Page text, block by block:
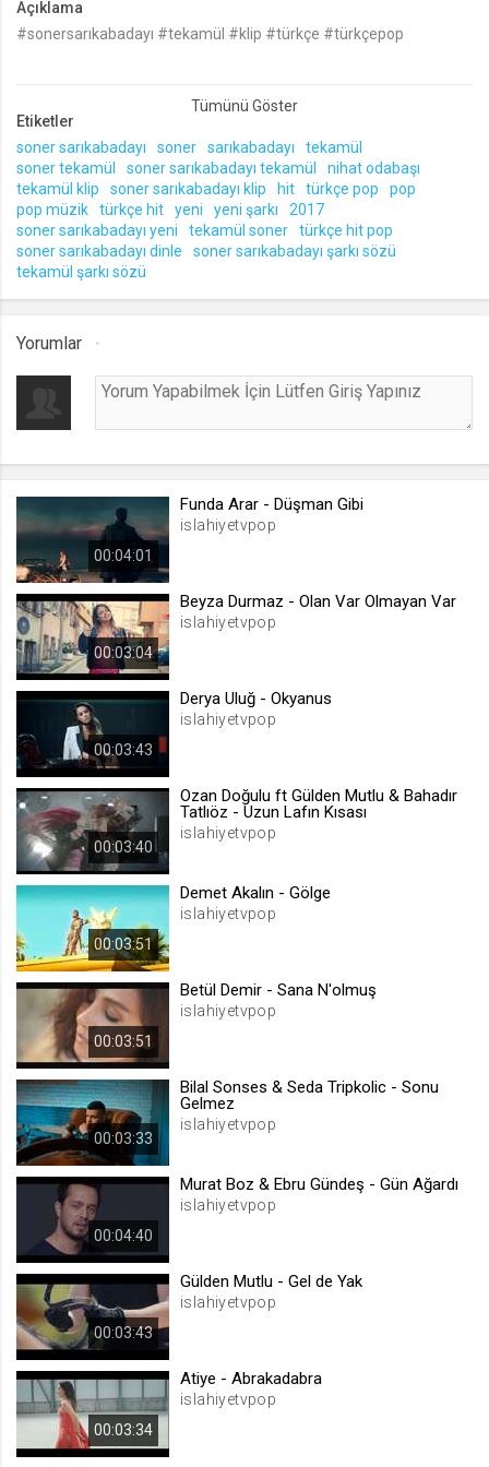
voteLike*
.web.tv
İsimsiz ziyaretçi için site içeriği
beğenme
1 ay
beğenmeme
Serdar Ortaç - Abi
Betül Demir - Sana N'olmuş
Levent Dörter - Hadi
Müzik
Müzik
Müzik
Müzik
Emrah Karaduman ft. İrem Derici -
Gülden Mutlu - Gel de Yak
Müzik
Emre Kaya - Benimsin
Müzik
Müzik
Müzik
Gülşen - Dan Dan[İslahiyeTvPop]
Emrah Karaduman ft. Murat Dalkılıç -
Kırk Yılda Bir Gibisin
Müzik
Ozan Doğulu feat Ziynet Sali - Naparsan
Yap
Müzik
Müzik
Açıklama
#sonersarıkabadayı #tekamül #klip #türkçe #türkçepop
Etiketler
soner sarıkabadayı
soner sarıkabadayı
tekamül
soner tekamül
soner sarıkabadayı tekamül
nihat odabaşı
tekamül klip
soner sarıkabadayı klip hit türkçe pop
pop
pop müzik
türkçe hit yeni yeni şarkı
2017
soner sarıkabadayı yeni
tekamül soner
türkçe hit pop
soner sarıkabadayı dinle
soner sarıkabadayı şarkı sözü
tekamül şarkı sözü
Yorumlar
00:04:01
Funda Arar - Düşman Gibi
islahiyetvpop
00:03:04
Beyza Durmaz - Olan Var Olmayan Var
islahiyetvpop
00:03:43
Derya Uluğ - Okyanus
islahiyetvpop
00:03:40
Ozan Doğulu ft Gülden Mutlu & Bahadır
Tatlıöz - Uzun Lafın Kısası
islahiyetvpop
00:03:51
Demet Akalın - Gölge
islahiyetvpop
00:03:51
Betül Demir - Sana N'olmuş
islahiyetvpop
00:03:33
Bilal Sonses & Seda Tripkolic - Sonu
Gelmez
islahiyetvpop
00:04:40
Murat Boz & Ebru Gündeş - Gün Ağardı
islahiyetvpop
00:03:43
Gülden Mutlu - Gel de Yak
islahiyetvpop
00:03:34
Atiye - Abrakadabra
islahiyetvpop